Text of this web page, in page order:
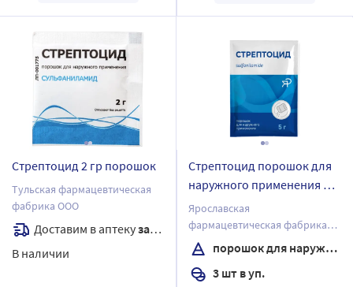
Стрептоцид 2 гр порошок
Тульская фармацевтическая
фабрика ООО
Доставим в аптекузавтра
В наличии
Стрептоцид порошок для
наружного применения 5
гр пакет 3 шт
Ярославская
фармацевтическая фабрика
ЗАО
порошок для наружного применения
3 шт в уп.